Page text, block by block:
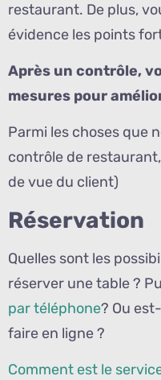
restaurant. De plus,
évidence les points
Après un contrôle,
mesures pour
Parmi les choses que
contrôle de
de vue du client)
Réservation
Quelles sont les
réserver une table ?
par téléphone? Ou
faire en ligne ?
Comment est le